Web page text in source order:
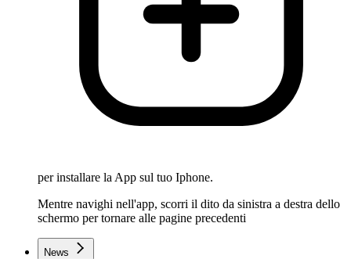
per installare la App sul tuo Iphone.
Mentre navighi nell'app, scorri il dito da sinistra a destra dello
schermo per tornare alle pagine precedenti
News